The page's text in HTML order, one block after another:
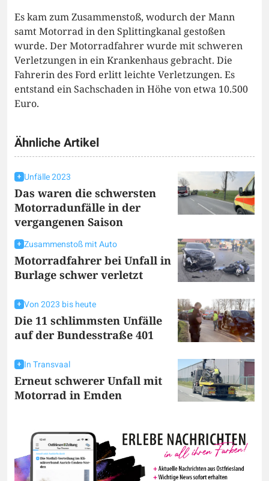
Es kam zum Zusammenstoß, wodurch der Mann
samt Motorrad in den Splittingkanal gestoßen
wurde. Der Motorradfahrer wurde mit schweren
Verletzungen in ein Krankenhaus gebracht. Die
Fahrerin des Ford erlitt leichte Verletzungen. Es
entstand ein Sachschaden in Höhe von etwa 10.500
Euro.
Ähnliche Artikel
Unfälle 2023
Das waren die schwersten
Motorradunfälle in der
vergangenen Saison
Zusammenstoß mit Auto
Motorradfahrer bei Unfall in
Burlage schwer verletzt
Von 2023 bis heute
Die 11 schlimmsten Unfälle
auf der Bundesstraße 401
In Transvaal
Erneut schwerer Unfall mit
Motorrad in Emden